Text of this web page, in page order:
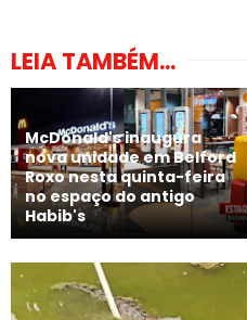
LEIA TAMBÉM...
McDonald's inaugura
nova unidade em Belford
Roxo nesta quinta-feira
no espaço do antigo
Habib's